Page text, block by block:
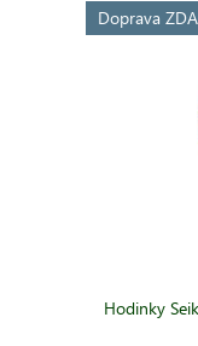
Doprava
Hodinky